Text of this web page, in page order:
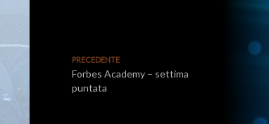
PRECEDENTE
Forbes Academy – settima
puntata